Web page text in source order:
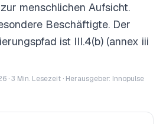
menschlichen Aufsicht.
Beschäftigte. Der
ist III.4(b) (annex iii
·3 Min. Lesezeit · Herausgeber: Innopulse